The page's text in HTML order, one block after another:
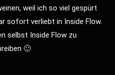
weil ich so viel gespürt
sofort verliebt in Inside Flow.
selbst Inside Flow zu
🙂